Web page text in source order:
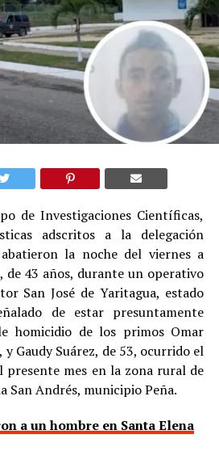
de Investigaciones Científicas,
adscritos a la delegación
la noche del viernes a
de 43 años, durante un operativo
San José de Yaritagua, estado
de estar presuntamente
homicidio de los primos Omar
Gaudy Suárez, de 53, ocurrido el
presente mes en la zona rural de
San Andrés, municipio Peña.
a un hombre en Santa Elena